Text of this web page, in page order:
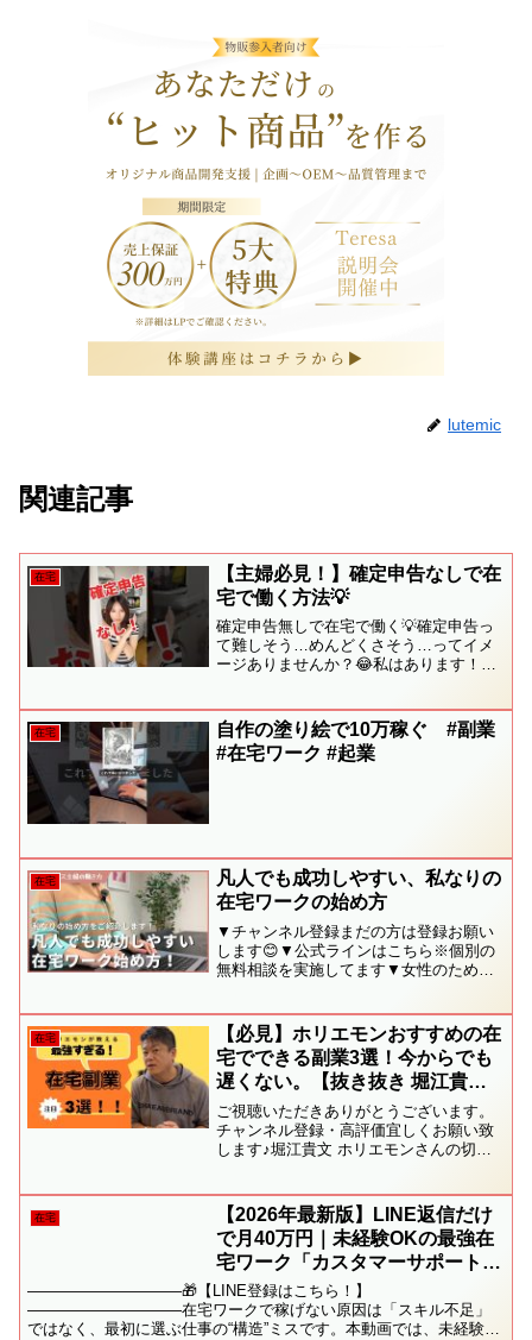
lutemic
関連記事
在宅
【主婦必見！】確定申告なしで在
宅で働く方法💡
確定申告無しで在宅で働く💡確定申告っ
て難しそう…めんどくさそう…ってイメ
ージありませんか？😂私はあります！ｗ
万まで専業主婦さんなどの収入がない方
は年間48万までは確定...
在宅
自作の塗り絵で10万稼ぐ #副業
#在宅ワーク #起業
在宅
凡人でも成功しやすい、私なりの
在宅ワークの始め方
▼チャンネル登録まだの方は登録お願い
します😊▼公式ラインはこちら※個別の
無料相談を実施してます▼女性のための
ゼントなども盛りだくさん！他にも無料
の個別相談を公式...
在宅
【必見】ホリエモンおすすめの在
宅でできる副業3選！今からでも
遅くない。【抜き抜き 堀江貴
文】
ご視聴いただきありがとうございます。
チャンネル登録・高評価宜しくお願い致
します♪堀江貴文 ホリエモンさんの切り
方、お金がなくて困っている方、低所得
で悩んでいる方、副業を始めた...
在宅
【2026年最新版】LINE返信だけ
で月40万円｜未経験OKの最強在
宅ワーク「カスタマーサポート」
完全攻略（応募文テンプレ付き）
――――――――――🎁【LINE登録はこちら！】
――――――――――在宅ワークで稼げない原因は「スキル不足」
ではなく、最初に選ぶ仕事の“構造”ミスです。本動画では、未経験